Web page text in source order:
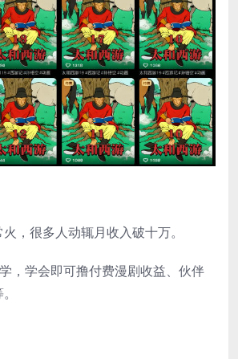
，很多人动辄月收入破十万。
，学会即可撸付费漫剧收益、伙伴